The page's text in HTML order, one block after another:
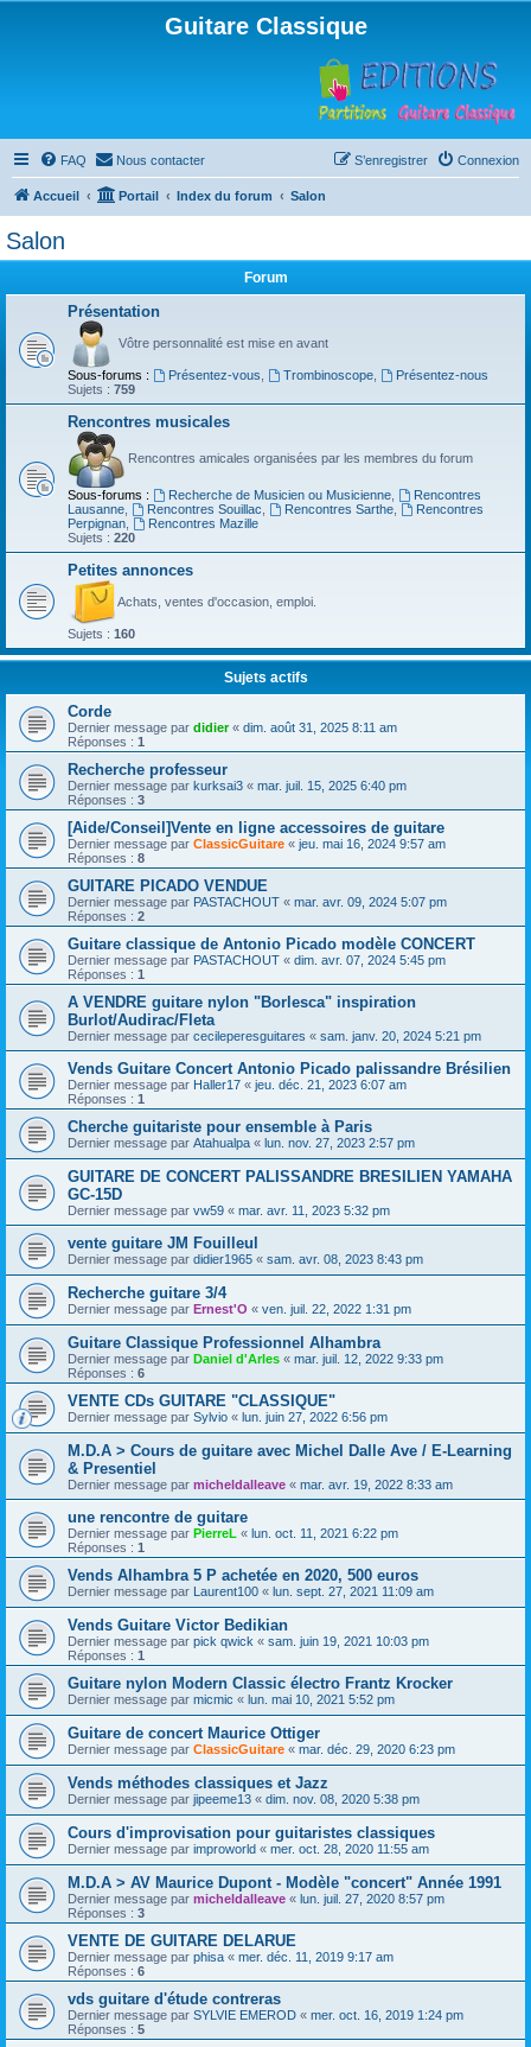
Guitare Classique
FAQ Nous contacter Connexion
S’enregistrer
Accueil Portail Index du forum Salon
Salon
Forum
Présentation
Vôtre personnalité est mise en avant
Sous-forums : Présentez-vous Trombinoscope,
Présentez-nous
Sujets : 759
Rencontres musicales
Rencontres amicales organisées par les membres du forum
Sous-forums : Recherche de Musicien ou Musicienne,
Rencontres
Lausanne
Rencontres Souillac Rencontres Sarthe,
Rencontres
Perpignan
Rencontres Mazille
Sujets : 220
Petites annonces
Achats, ventes d'occasion, emploi.
Sujets : 160
Sujets actifs
Corde
Dernier message par didier« dim. août 31, 2025 8:11 am
Réponses : 1
Recherche professeur
Dernier message par kurksai3 « mar. juil. 15, 2025 6:40 pm
Réponses : 3
[Aide/Conseil]Vente en ligne accessoires de guitare
Dernier message par ClassicGuitare « jeu. mai 16, 2024 9:57 am
Réponses : 8
GUITARE PICADO VENDUE
Dernier message par PASTACHOUT « mar. avr. 09, 2024 5:07 pm
Réponses : 2
Guitare classique de Antonio Picado modèle CONCERT
Dernier message par PASTACHOUT « dim. avr. 07, 2024 5:45 pm
Réponses : 1
A VENDRE guitare nylon "Borlesca" inspiration
Burlot/Audirac/Fleta
Dernier message par cecileperesguitares « sam. janv. 20, 2024 5:21 pm
Vends Guitare Concert Antonio Picado palissandre Brésilien
Dernier message par Haller17 « jeu. déc. 21, 2023 6:07 am
Réponses : 1
Cherche guitariste pour ensemble à Paris
Dernier message par Atahualpa « lun. nov. 27, 2023 2:57 pm
GUITARE DE CONCERT PALISSANDRE BRESILIEN YAMAHA
GC-15D
Dernier message par vw59 « mar. avr. 11, 2023 5:32 pm
vente guitare JM Fouilleul
Dernier message par didier1965 « sam. avr. 08, 2023 8:43 pm
Recherche guitare 3/4
Dernier message par Ernest'O « ven. juil. 22, 2022 1:31 pm
Guitare Classique Professionnel Alhambra
Dernier message par Daniel d'Arles « mar. juil. 12, 2022 9:33 pm
Réponses : 6
VENTE CDs GUITARE "CLASSIQUE"
Dernier message par Sylvio « lun. juin 27, 2022 6:56 pm
M.D.A > Cours de guitare avec Michel Dalle Ave / E-Learning
& Presentiel
Dernier message par micheldalleave « mar. avr. 19, 2022 8:33 am
une rencontre de guitare
Dernier message par PierreL « lun. oct. 11, 2021 6:22 pm
Réponses : 1
Vends Alhambra 5 P achetée en 2020, 500 euros
Dernier message par Laurent100 « lun. sept. 27, 2021 11:09 am
Vends Guitare Victor Bedikian
Dernier message par pick qwick « sam. juin 19, 2021 10:03 pm
Réponses : 1
Guitare nylon Modern Classic électro Frantz Krocker
Dernier message par micmic « lun. mai 10, 2021 5:52 pm
Guitare de concert Maurice Ottiger
Dernier message par ClassicGuitare « mar. déc. 29, 2020 6:23 pm
Vends méthodes classiques et Jazz
Dernier message par jipeeme13 « dim. nov. 08, 2020 5:38 pm
Cours d'improvisation pour guitaristes classiques
Dernier message par improworld « mer. oct. 28, 2020 11:55 am
M.D.A > AV Maurice Dupont - Modèle "concert" Année 1991
Dernier message par micheldalleave « lun. juil. 27, 2020 8:57 pm
Réponses : 3
VENTE DE GUITARE DELARUE
Dernier message par phisa « mer. déc. 11, 2019 9:17 am
Réponses : 6
vds guitare d'étude contreras
Dernier message par SYLVIE EMEROD « mer. oct. 16, 2019 1:24 pm
Réponses : 5